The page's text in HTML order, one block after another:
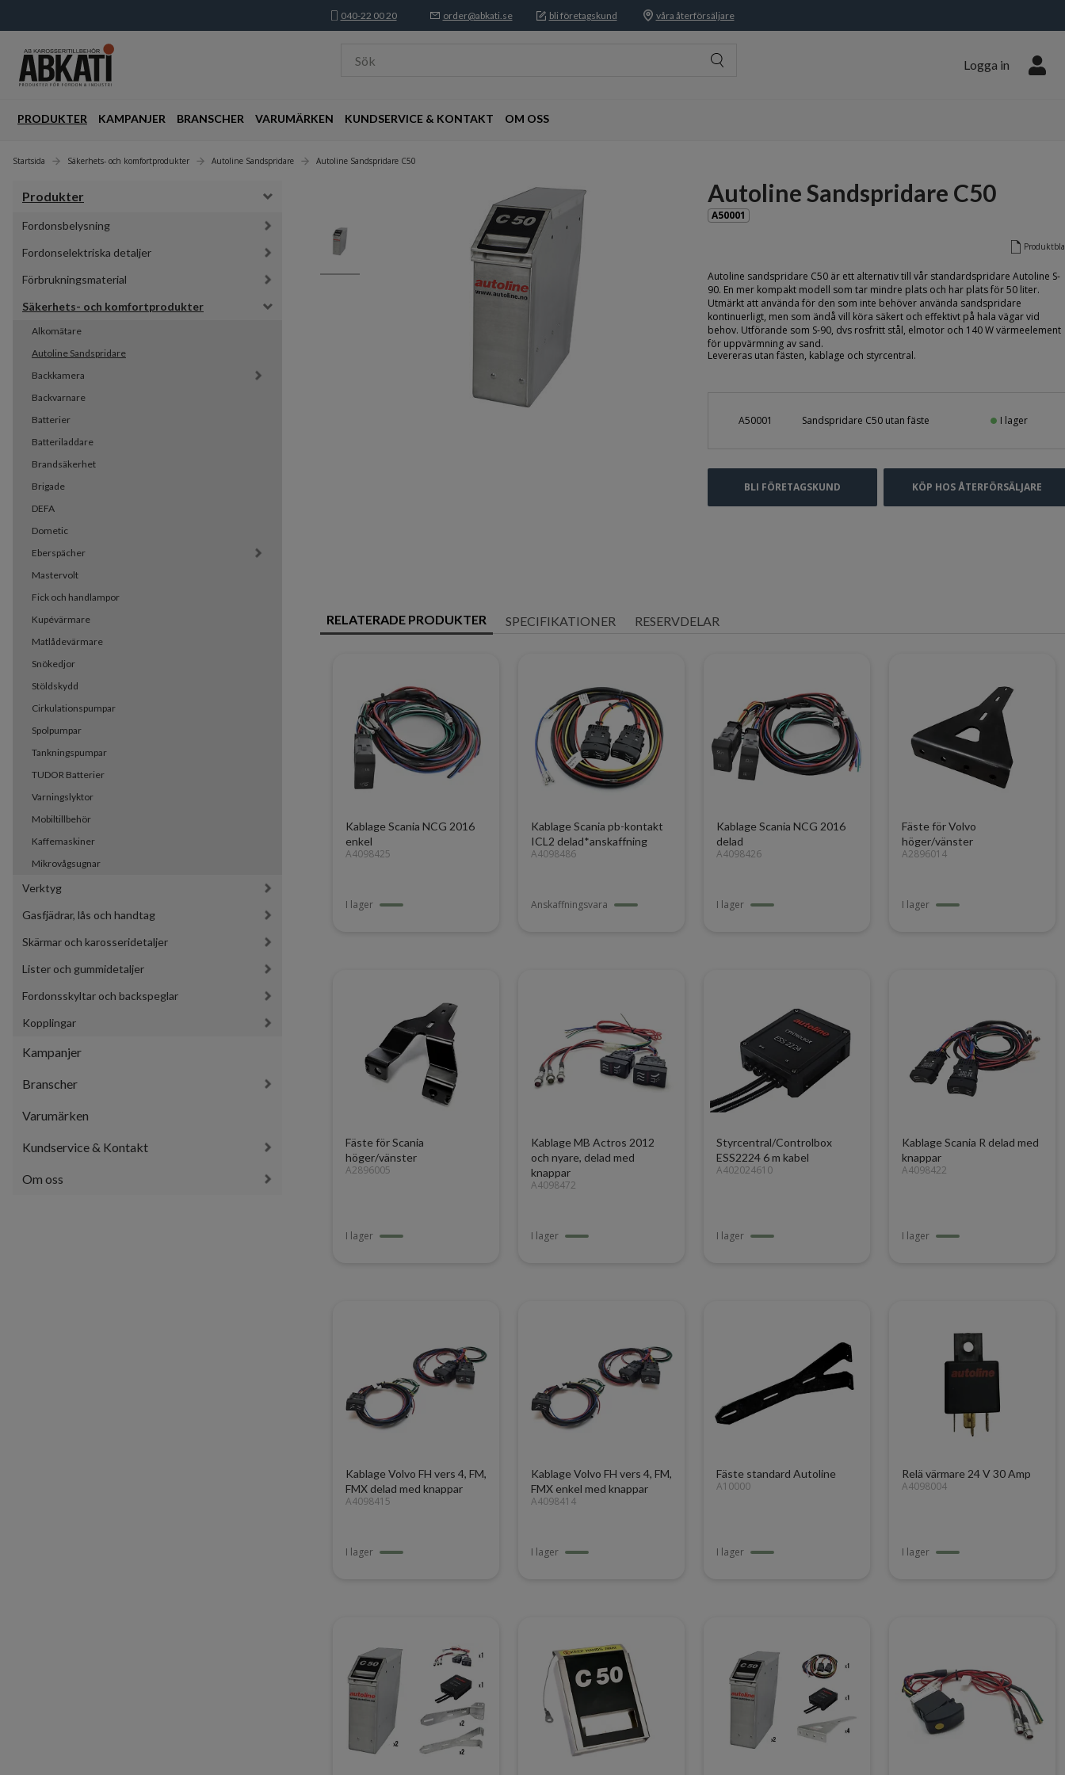
040-22 00 20 order@abkati.se bli företagskund våra återförsäljare
Sök Logga in
PRODUKTER KAMPANJER BRANSCHER VARUMÄRKEN KUNDSERVICE & KONTAKT OM OSS
Startsida Säkerhets- och komfortprodukter Autoline Sandspridare Autoline Sandspridare C50
Produkter
Fordonsbelysning
Fordonselektriska detaljer
Förbrukningsmaterial
Säkerhets- och komfortprodukter
Alkomätare
Autoline Sandspridare
Backkamera
Backvarnare
Batterier
Batteriladdare
Brandsäkerhet
Brigade
DEFA
Dometic
Eberspächer
Mastervolt
Fick och handlampor
Kupévärmare
Matlådevärmare
Snökedjor
Stöldskydd
Cirkulationspumpar
Spolpumpar
Tankningspumpar
TUDOR Batterier
Varningslyktor
Mobiltillbehör
Kaffemaskiner
Mikrovågsugnar
Verktyg
Gasfjädrar, lås och handtag
Skärmar och karosseridetaljer
Lister och gummidetaljer
Fordonsskyltar och backspeglar
Kopplingar
Kampanjer
Branscher
Varumärken
Kundservice & Kontakt
Om oss
Autoline Sandspridare C50
A50001
Autoline sandspridare C50 är ett alternativ till vår standardspridare Autoline S-
90. En mer kompakt modell som tar mindre plats och har plats för 50 liter.
Utmärkt att använda för den som inte behöver använda sandspridare
kontinuerligt, men som ändå vill köra säkert och effektivt på hala vägar vid
behov. Utförande som S-90, dvs rosfritt stål, elmotor och 140 W värmeelement
för uppvärmning av sand.
Levereras utan fästen, kablage och styrcentral.
A50001 Sandspridare C50 utan fäste I lager
BLI FÖRETAGSKUND KÖP HOS ÅTERFÖRSÄLJARE
RELATERADE PRODUKTER SPECIFIKATIONER RESERVDELAR
Kablage Scania NCG 2016
enkel
A4098425
I lager
Kablage Scania pb-kontakt
ICL2 delad*anskaffning
A4098486
Anskaffningsvara
Kablage Scania NCG 2016
delad
A4098426
I lager
Fäste för Volvo
höger/vänster
A2896014
I lager
Fäste för Scania
höger/vänster
A2896005
I lager
Kablage MB Actros 2012
och nyare, delad med
knappar
A4098472
I lager
Styrcentral/Controlbox
ESS2224 6 m kabel
A402024610
I lager
Kablage Scania R delad med
knappar
A4098422
I lager
Kablage Volvo FH vers 4, FM,
FMX delad med knappar
A4098415
I lager
Kablage Volvo FH vers 4, FM,
FMX enkel med knappar
A4098414
I lager
Fäste standard Autoline
A10000
I lager
Relä värmare 24 V 30 Amp
A4098004
I lager